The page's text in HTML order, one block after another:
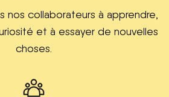
nos collaborateurs à apprendre,
et à essayer de nouvelles
choses.